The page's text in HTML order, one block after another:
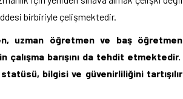
birbiriyle çelişmektedir.
uzman öğretmen ve baş öğretmen
çalışma barışını da tehdit etmektedir.
bilgisi ve güvenirliliğini tartışılır